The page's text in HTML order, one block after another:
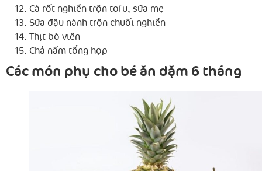
Cà rốt nghiền trộn tofu, sữa mẹ
Sữa đậu nành trộn chuối nghiền
Thịt bò viên
Chả nấm tổng hợp
Các món phụ cho bé ăn dặm 6 tháng